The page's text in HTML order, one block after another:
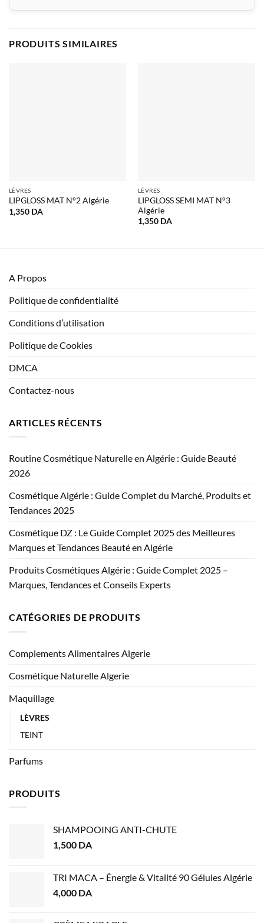
PRODUITS SIMILAIRES
LÈVRES
LIPGLOSS MAT N°2 Algérie
1,350 DA
LÈVRES
LIPGLOSS SEMI MAT N°3
Algérie
1,350 DA
A Propos
Politique de confidentialité
Conditions d’utilisation
Politique de Cookies
DMCA
Contactez-nous
ARTICLES RÉCENTS
Routine Cosmétique Naturelle en Algérie : Guide Beauté
2026
Cosmétique Algérie : Guide Complet du Marché, Produits et
Tendances 2025
Cosmétique DZ : Le Guide Complet 2025 des Meilleures
Marques et Tendances Beauté en Algérie
Produits Cosmétiques Algérie : Guide Complet 2025 –
Marques, Tendances et Conseils Experts
CATÉGORIES DE PRODUITS
Complements Alimentaires Algerie
Cosmétique Naturelle Algerie
Maquillage
LÈVRES
TEINT
Parfums
PRODUITS
SHAMPOOING ANTI-CHUTE
1,500 DA
TRI MACA – Énergie & Vitalité 90 Gélules Algérie
4,000 DA